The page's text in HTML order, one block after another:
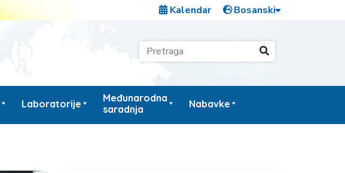
Kalendar
Laboratorije
Međunarodna
saradnja
Nabavke